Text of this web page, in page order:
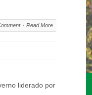
Read More
liderado por